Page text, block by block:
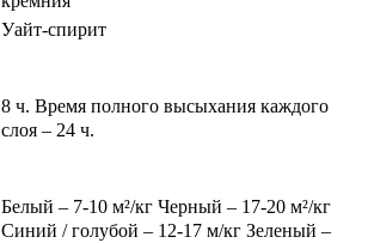
Уайт-спирит
8 ч. Время полного высыхания каждого
слоя – 24 ч.
Белый – 7-10 м²/кг Черный – 17-20 м²/кг
Синий / голубой – 12-17 м/кг Зеленый –